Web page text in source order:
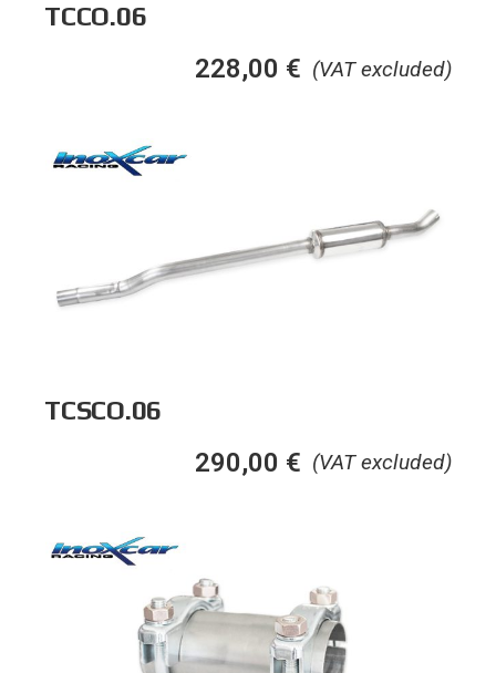
TCCO.06
(VAT excluded)
228,00 €
TCSCO.06
(VAT excluded)
290,00 €